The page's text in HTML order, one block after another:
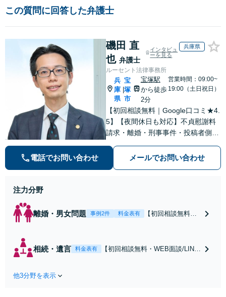
この質問に回答した弁護士
磯田 直
也 弁護士
インタビュ
ーを見る
兵庫県
ルーセント法律事務所
兵
庫
県
宝
塚
市
宝塚駅
から徒歩
2分
営業時間：09:00~
19:00（土日祝日）
【初回相談無料｜Google口コミ★4.
5】【夜間休日も対応】不貞慰謝料
請求・離婚・刑事事件・投稿者側発
数。オーダーメイドのサービスで問
題解決や事業の推進を強力にサポー
電話でお問い合わせ メールでお問い合わせ
注力分野
離婚・男女問題 事例2件 料金表有
【初回相談無料・
倫の早期解決】
相続・遺言 料金表有
【初回相談無料・WEB面談/LINE
他3分野を表示